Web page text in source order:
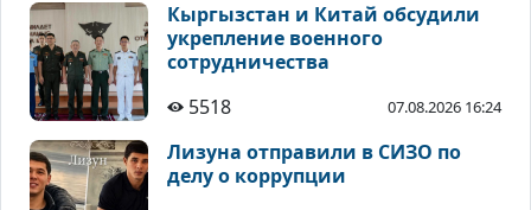
Кыргызстан и Китай обсудили
укрепление военного
сотрудничества
5518
07.08.2026 16:24
Лизуна отправили в СИЗО по
делу о коррупции